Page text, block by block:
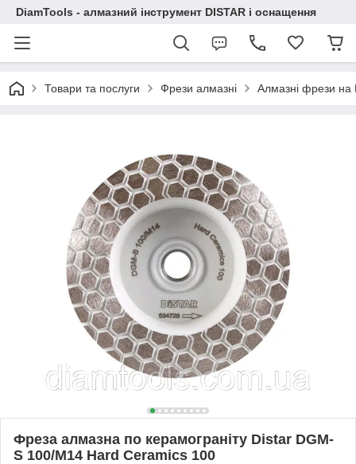
DiamTools - алмазний інструмент DISTAR і оснащення
Товари та послуги Фрези алмазні Алмазні фрези
Фреза алмазна по керамограніту Distar DGM-
S 100/M14 Hard Ceramics 100